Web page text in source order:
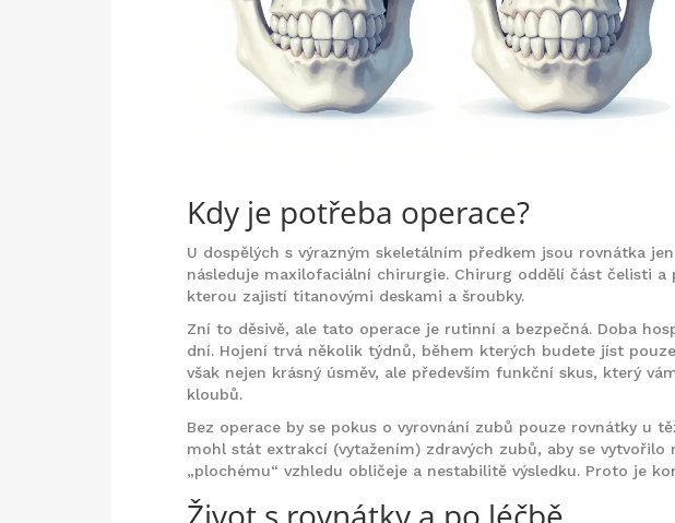
Kdy je potřeba operace?
U dospělých s výrazným skeletálním předkem jsou rovnátka
následuje maxilofaciální chirurgie. Chirurg oddělí část čelisti a
kterou zajistí titanovými deskami a šroubky.
Zní to děsivě, ale tato operace je rutinní a bezpečná. Doba
dní. Hojení trvá několik týdnů, během kterých budete jíst
však nejen krásný úsměv, ale především funkční skus, který
kloubů.
Bez operace by se pokus o vyrovnání zubů pouze rovnátky u
mohl stát extrakcí (vytažením) zdravých zubů, aby se vytvořilo
„plochému“ vzhledu obličeje a nestabilitě výsledku. Proto je